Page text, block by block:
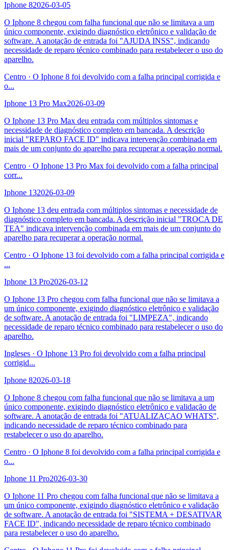
Iphone 82026-03-05
O Iphone 8 chegou com falha funcional que não se limitava a um
único componente, exigindo diagnóstico eletrônico e validação de
software. A anotação de entrada foi "AJUDA INSS", indicando
necessidade de reparo técnico combinado para restabelecer o uso do
aparelho.
Centro · O Iphone 8 foi devolvido com a falha principal corrigida e
o...
Iphone 13 Pro Max2026-03-09
O Iphone 13 Pro Max deu entrada com múltiplos sintomas e
necessidade de diagnóstico completo em bancada. A descrição
inicial "REPARO FACE ID" indicava intervenção combinada em
mais de um conjunto do aparelho para recuperar a operação normal.
Centro · O Iphone 13 Pro Max foi devolvido com a falha principal
corr...
Iphone 132026-03-09
O Iphone 13 deu entrada com múltiplos sintomas e necessidade de
diagnóstico completo em bancada. A descrição inicial "TROCA DE
TEA" indicava intervenção combinada em mais de um conjunto do
aparelho para recuperar a operação normal.
Centro · O Iphone 13 foi devolvido com a falha principal corrigida e
...
Iphone 13 Pro2026-03-12
O Iphone 13 Pro chegou com falha funcional que não se limitava a
um único componente, exigindo diagnóstico eletrônico e validação
de software. A anotação de entrada foi "LIMPEZA", indicando
necessidade de reparo técnico combinado para restabelecer o uso do
aparelho.
Ingleses · O Iphone 13 Pro foi devolvido com a falha principal
corrigid...
Iphone 82026-03-18
O Iphone 8 chegou com falha funcional que não se limitava a um
único componente, exigindo diagnóstico eletrônico e validação de
software. A anotação de entrada foi "ATUALIZAÇAO WHATS",
indicando necessidade de reparo técnico combinado para
restabelecer o uso do aparelho.
Centro · O Iphone 8 foi devolvido com a falha principal corrigida e
o...
Iphone 11 Pro2026-03-30
O Iphone 11 Pro chegou com falha funcional que não se limitava a
um único componente, exigindo diagnóstico eletrônico e validação
de software. A anotação de entrada foi "SISTEMA + DESATIVAR
FACE ID", indicando necessidade de reparo técnico combinado
para restabelecer o uso do aparelho.